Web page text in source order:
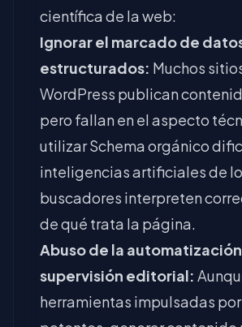
científica de la web:
Ignorar el marcado de
estructurados: Muchos
WordPress publican
pero fallan en el aspecto
utilizar Schema orgánico
inteligencias artificiales de
buscadores interpreten
de qué trata la página.
Abuso de la
supervisión editorial:
herramientas impulsadas por